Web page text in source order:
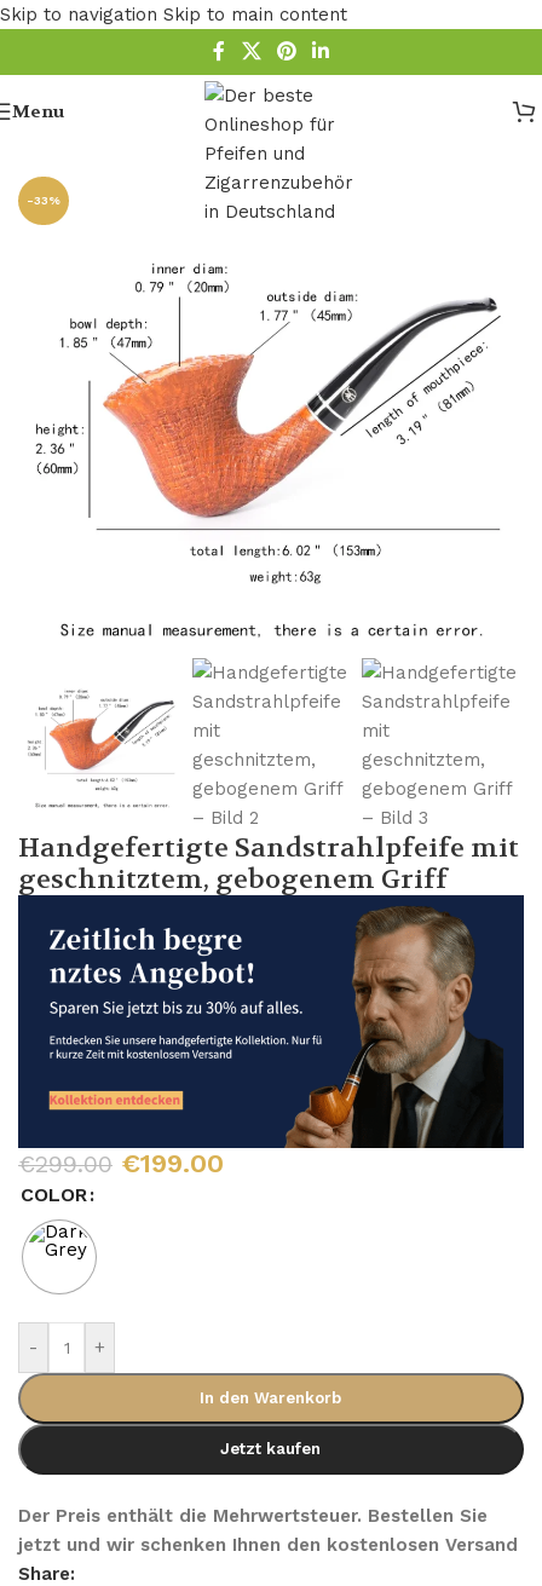
Skip to navigation Skip to main content
Menu
Holz Pfeife/Bruyere Pfeifen
-33%
Handgefertigte Sandstrahlpfeife mit
geschnitztem, gebogenem Griff
€299.00 €199.00
COLOR
- +
In den Warenkorb
Jetzt kaufen
Der Preis enthält die Mehrwertsteuer. Bestellen Sie
jetzt und wir schenken Ihnen den kostenlosen Versand
Share: